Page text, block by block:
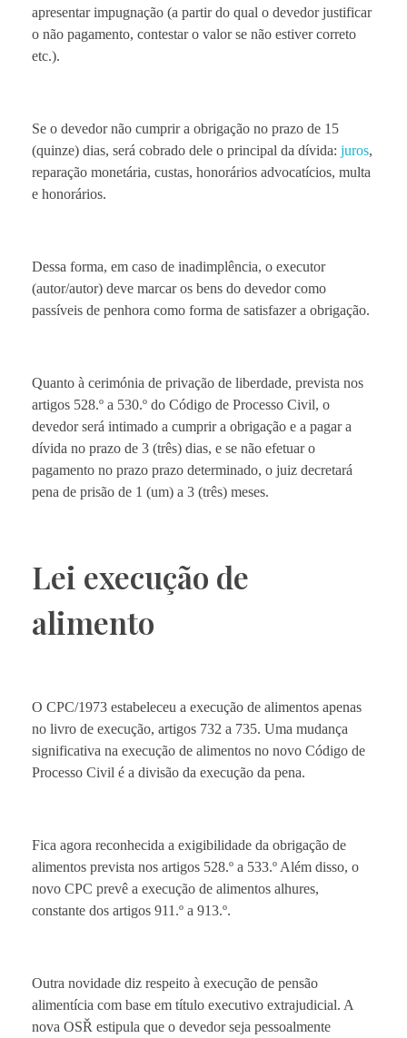
apresentar impugnação (a partir do qual o devedor justificar
o não pagamento, contestar o valor se não estiver correto
etc.).
Se o devedor não cumprir a obrigação no prazo de 15
(quinze) dias, será cobrado dele o principal da dívida: juros,
reparação monetária, custas, honorários advocatícios, multa
e honorários.
Dessa forma, em caso de inadimplência, o executor
(autor/autor) deve marcar os bens do devedor como
passíveis de penhora como forma de satisfazer a obrigação.
Quanto à cerimónia de privação de liberdade, prevista nos
artigos 528.º a 530.º do Código de Processo Civil, o
devedor será intimado a cumprir a obrigação e a pagar a
dívida no prazo de 3 (três) dias, e se não efetuar o
pagamento no prazo prazo determinado, o juiz decretará
pena de prisão de 1 (um) a 3 (três) meses.
Lei execução de
alimento
O CPC/1973 estabeleceu a execução de alimentos apenas
no livro de execução, artigos 732 a 735. Uma mudança
significativa na execução de alimentos no novo Código de
Processo Civil é a divisão da execução da pena.
Fica agora reconhecida a exigibilidade da obrigação de
alimentos prevista nos artigos 528.º a 533.º Além disso, o
novo CPC prevê a execução de alimentos alhures,
constante dos artigos 911.º a 913.º.
Outra novidade diz respeito à execução de pensão
alimentícia com base em título executivo extrajudicial. A
nova OSŘ estipula que o devedor seja pessoalmente